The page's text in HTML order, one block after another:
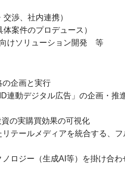
渉、社内連携）
案件のプロデュース）
けソリューション開発 等
の企画と実行
連動デジタル広告」の企画・推
の実購買効果の可視化
テールメディアを統合する、フ
ロジー（生成AI等）を掛け合わ